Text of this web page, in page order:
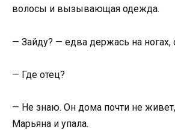
волосы и вызывающая одежда.
— Зайду? — едва держась на ногах,
— Где отец?
— Не знаю. Он дома почти не
Марьяна и упала.